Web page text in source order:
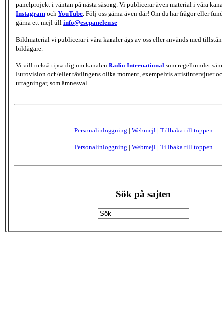
panelprojekt i väntan på nästa säsong. Vi publicerar även material i våra
Instagram och YouTube . Följ oss gärna även där! Om du har frågor eller
gärna ett mejl till info@escpanelen.se
Bildmaterial vi publicerar i våra kanaler ägs av oss eller används med
bildägare.
Vi vill också tipsa dig om kanalen Radio International som regelbundet
Eurovision och/eller tävlingens olika moment, exempelvis artistintervjuer
uttagningar, som ämnesval.
Personalinloggning | Webmejl | Tillbaka till toppen
Personalinloggning | Webmejl | Tillbaka till toppen
Sök på sajten